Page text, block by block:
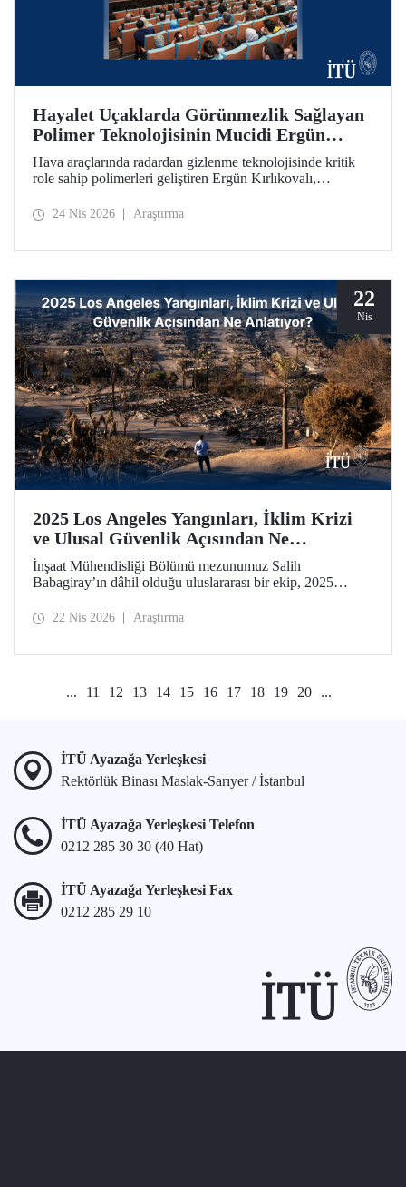
Hayalet Uçaklarda Görünmezlik Sağlayan
Polimer Teknolojisinin Mucidi Ergün
Kırlıkovalı, İTÜ’deydi
Hava araçlarında radardan gizlenme teknolojisinde kritik
role sahip polimerleri geliştiren Ergün Kırlıkovalı,
İTÜ’lülerle bir araya geldi.
24 Nis 2026 Araştırma
22
Nis
2025 Los Angeles Yangınları, İklim Krizi
ve Ulusal Güvenlik Açısından Ne
Anlatıyor?
İnşaat Mühendisliği Bölümü mezunumuz Salih
Babagiray’ın dâhil olduğu uluslararası bir ekip, 2025
yangınları mercek altına alan bir çalışmaya imza attı.
22 Nis 2026 Araştırma
... 11 12 13 14 15 16 17 18 19 20 ...
İTÜ Ayazağa Yerleşkesi
Rektörlük Binası Maslak-Sarıyer / İstanbul
İTÜ Ayazağa Yerleşkesi Telefon
0212 285 30 30 (40 Hat)
İTÜ Ayazağa Yerleşkesi Fax
0212 285 29 10